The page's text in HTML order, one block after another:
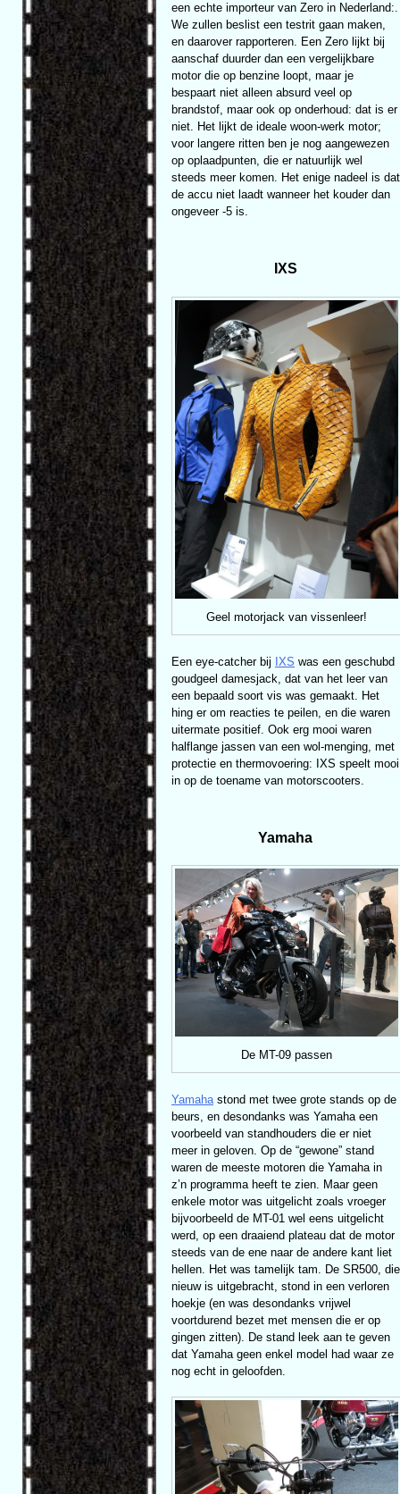
een echte importeur van Zero in Nederland:.
We zullen beslist een testrit gaan maken,
en daarover rapporteren. Een Zero lijkt bij
aanschaf duurder dan een vergelijkbare
motor die op benzine loopt, maar je
bespaart niet alleen absurd veel op
brandstof, maar ook op onderhoud: dat is er
niet. Het lijkt de ideale woon-werk motor;
voor langere ritten ben je nog aangewezen
op oplaadpunten, die er natuurlijk wel
steeds meer komen. Het enige nadeel is dat
de accu niet laadt wanneer het kouder dan
ongeveer -5 is.
IXS
Geel motorjack van vissenleer!
Een eye-catcher bij IXS was een geschubd
goudgeel damesjack, dat van het leer van
een bepaald soort vis was gemaakt. Het
hing er om reacties te peilen, en die waren
uitermate positief. Ook erg mooi waren
halflange jassen van een wol-menging, met
protectie en thermovoering: IXS speelt mooi
in op de toename van motorscooters.
Yamaha
De MT-09 passen
Yamaha stond met twee grote stands op de
beurs, en desondanks was Yamaha een
voorbeeld van standhouders die er niet
meer in geloven. Op de “gewone” stand
waren de meeste motoren die Yamaha in
z’n programma heeft te zien. Maar geen
enkele motor was uitgelicht zoals vroeger
bijvoorbeeld de MT-01 wel eens uitgelicht
werd, op een draaiend plateau dat de motor
steeds van de ene naar de andere kant liet
hellen. Het was tamelijk tam. De SR500, die
nieuw is uitgebracht, stond in een verloren
hoekje (en was desondanks vrijwel
voortdurend bezet met mensen die er op
gingen zitten). De stand leek aan te geven
dat Yamaha geen enkel model had waar ze
nog echt in geloofden.